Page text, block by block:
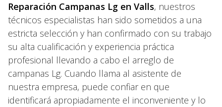
Reparación Campanas Lg en Valls, nuestros
técnicos especialistas han sido sometidos a una
estricta selección y han confirmado con su trabajo
su alta cualificación y experiencia práctica
profesional llevando a cabo el arreglo de
campanas Lg. Cuando llama al asistente de
nuestra empresa, puede confiar en que
identificará apropiadamente el inconveniente y lo